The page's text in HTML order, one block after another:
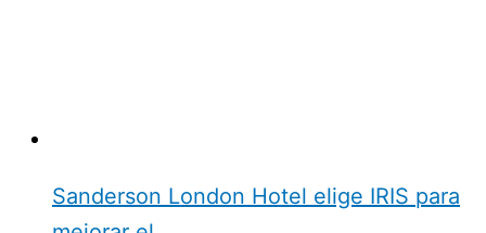
Sanderson London Hotel elige IRIS para